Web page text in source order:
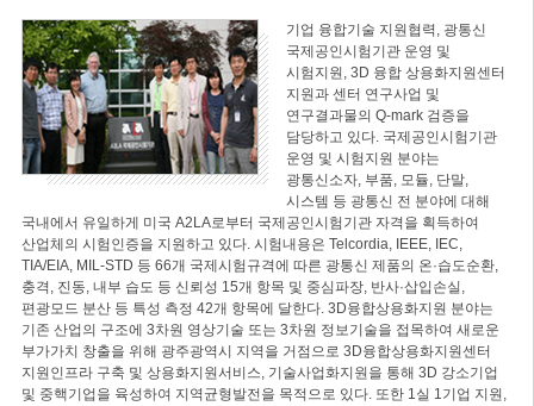
기업 융합기술 지원협력, 광통신
국제공인시험기관 운영 및
시험지원, 3D 융합 상용화지원센터
지원과 센터 연구사업 및
연구결과물의 Q-mark 검증을
담당하고 있다. 국제공인시험기관
운영 및 시험지원 분야는
광통신소자, 부품, 모듈, 단말,
시스템 등 광통신 전 분야에 대해
국내에서 유일하게 미국 A2LA로부터 국제공인시험기관 자격을 획득하여
산업체의 시험인증을 지원하고 있다. 시험내용은 Telcordia, IEEE, IEC,
TIA/EIA, MIL-STD 등 66개 국제시험규격에 따른 광통신 제품의 온·습도순환,
충격, 진동, 내부 습도 등 신뢰성 15개 항목 및 중심파장, 반사·삽입손실,
편광모드 분산 등 특성 측정 42개 항목에 달한다. 3D융합상용화지원 분야는
기존 산업의 구조에 3차원 영상기술 또는 3차원 정보기술을 접목하여 새로운
부가가치 창출을 위해 광주광역시 지역을 거점으로 3D융합상용화지원센터
지원인프라 구축 및 상용화지원서비스, 기술사업화지원을 통해 3D 강소기업
및 중핵기업을 육성하여 지역균형발전을 목적으로 있다. 또한 1실 1기업 지원,